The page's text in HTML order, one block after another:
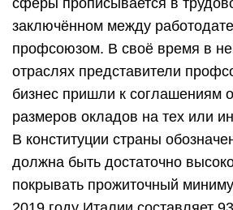
сферы прописывается в
заключённом между
профсоюзом. В своё время в
отраслях представители
бизнес пришли к соглашениям
размеров окладов на тех или
В конституции страны
должна быть достаточно
покрывать прожиточный